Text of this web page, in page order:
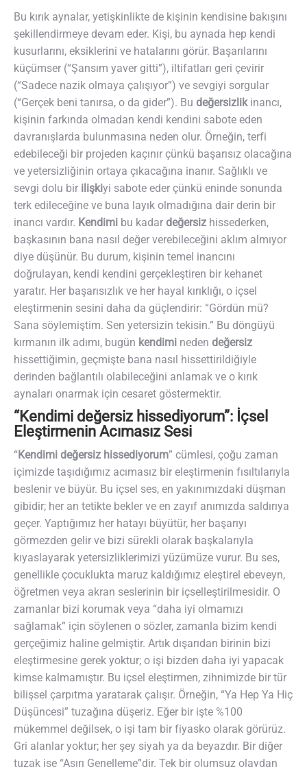
Bu kırık aynalar, yetişkinlikte de kişinin kendisine bakışını
şekillendirmeye devam eder. Kişi, bu aynada hep kendi
kusurlarını, eksiklerini ve hatalarını görür. Başarılarını
küçümser (“Şansım yaver gitti”), iltifatları geri çevirir
(“Sadece nazik olmaya çalışıyor”) ve sevgiyi sorgular
(“Gerçek beni tanırsa, o da gider”). Bu değersizlikinancı,
kişinin farkında olmadan kendi kendini sabote eden
davranışlarda bulunmasına neden olur. Örneğin, terfi
edebileceği bir projeden kaçınır çünkü başarısız olacağına
ve yetersizliğinin ortaya çıkacağına inanır. Sağlıklı ve
sevgi dolu bir ilişkiyi sabote eder çünkü eninde sonunda
terk edileceğine ve buna layık olmadığına dair derin bir
inancı vardır. Kendimi bu kadar değersiz hissederken,
başkasının bana nasıl değer verebileceğini aklım almıyor
diye düşünür. Bu durum, kişinin temel inancını
doğrulayan, kendi kendini gerçekleştiren bir kehanet
yaratır. Her başarısızlık ve her hayal kırıklığı, o içsel
eleştirmenin sesini daha da güçlendirir: “Gördün mü?
Sana söylemiştim. Sen yetersizin tekisin.” Bu döngüyü
kırmanın ilk adımı, bugün kendimi neden değersiz
hissettiğimin, geçmişte bana nasıl hissettirildiğiyle
derinden bağlantılı olabileceğini anlamak ve o kırık
aynaları onarmak için cesaret göstermektir.
“Kendimi değersiz hissediyorum”: İçsel
Eleştirmenin Acımasız Sesi
“Kendimi değersiz hissediyorum” cümlesi, çoğu zaman
içimizde taşıdığımız acımasız bir eleştirmenin fısıltılarıyla
beslenir ve büyür. Bu içsel ses, en yakınımızdaki düşman
gibidir; her an tetikte bekler ve en zayıf anımızda saldırıya
geçer. Yaptığımız her hatayı büyütür, her başarıyı
görmezden gelir ve bizi sürekli olarak başkalarıyla
kıyaslayarak yetersizliklerimizi yüzümüze vurur. Bu ses,
genellikle çocuklukta maruz kaldığımız eleştirel ebeveyn,
öğretmen veya akran seslerinin bir içselleştirilmesidir. O
zamanlar bizi korumak veya “daha iyi olmamızı
sağlamak” için söylenen o sözler, zamanla bizim kendi
gerçeğimiz haline gelmiştir. Artık dışarıdan birinin bizi
eleştirmesine gerek yoktur; o işi bizden daha iyi yapacak
kimse kalmamıştır. Bu içsel eleştirmen, zihnimizde bir tür
bilişsel çarpıtma yaratarak çalışır. Örneğin, “Ya Hep Ya Hiç
Düşüncesi” tuzağına düşeriz. Eğer bir işte %100
mükemmel değilsek, o işi tam bir fiyasko olarak görürüz.
Gri alanlar yoktur; her şey siyah ya da beyazdır. Bir diğer
tuzak ise “Aşırı Genelleme”dir. Tek bir olumsuz olaydan